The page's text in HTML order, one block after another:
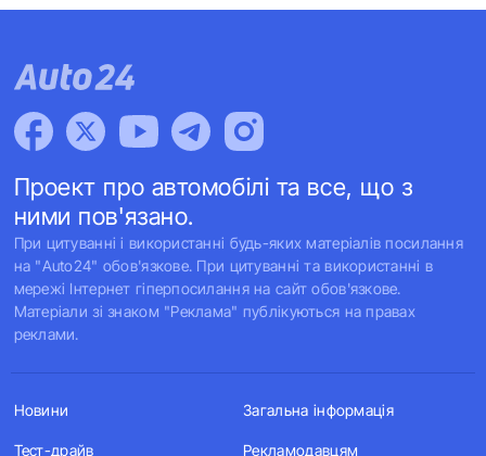
Проект про автомобілі та все, що з
ними пов'язано.
При цитуванні і використанні будь-яких матеріалів посилання
на "Auto24" обов'язкове. При цитуванні та використанні в
мережі Інтернет гіперпосилання на сайт обов'язкове.
Матеріали зі знаком "Реклама" публікуються на правах
реклами.
Новини
Тест-драйв
Загальна інформація
Рекламодавцям